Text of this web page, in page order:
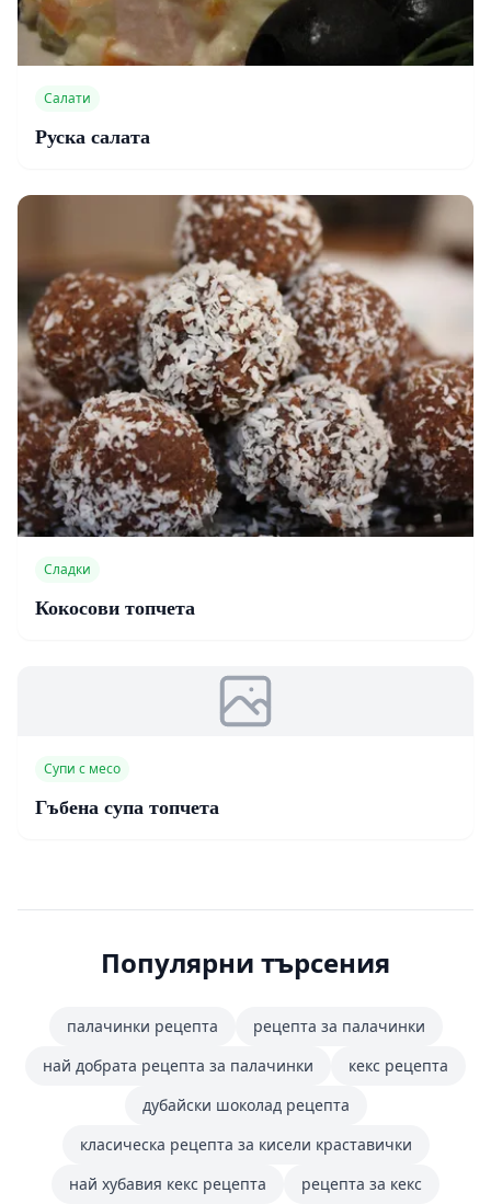
Салати
Руска салата
Сладки
Кокосови топчета
Супи с месо
Гъбена супа топчета
Популярни търсения
палачинки рецепта
рецепта за палачинки
най добрата рецепта за палачинки
кекс рецепта
дубайски шоколад рецепта
класическа рецепта за кисели краставички
най хубавия кекс рецепта
рецепта за кекс